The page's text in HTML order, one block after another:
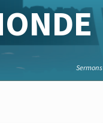
Sermons